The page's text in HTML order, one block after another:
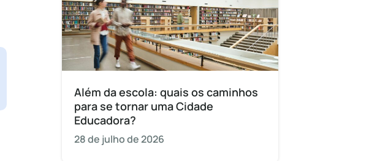
Além da escola: quais os caminhos
para se tornar uma Cidade
Educadora?
28 de julho de 2026